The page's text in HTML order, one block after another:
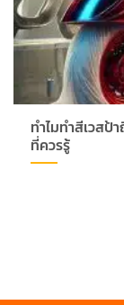
ทำไมทำสีเวสป้
ที่ควรรู้